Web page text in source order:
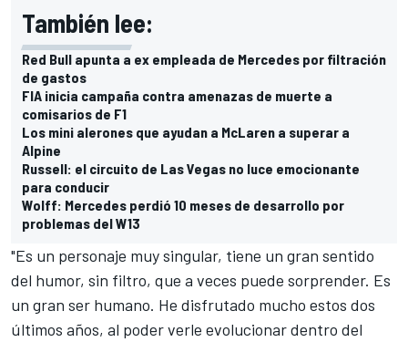
También lee:
Red Bull apunta a ex empleada de Mercedes por filtración
de gastos
FIA inicia campaña contra amenazas de muerte a
comisarios de F1
Los mini alerones que ayudan a McLaren a superar a
Alpine
Russell: el circuito de Las Vegas no luce emocionante
para conducir
Wolff: Mercedes perdió 10 meses de desarrollo por
problemas del W13
"Es un personaje muy singular, tiene un gran sentido
del humor, sin filtro, que a veces puede sorprender. Es
un gran ser humano. He disfrutado mucho estos dos
últimos años, al poder verle evolucionar dentro del